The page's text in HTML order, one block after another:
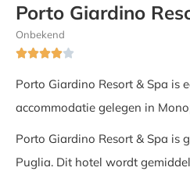
Porto Giardino
Onbekend

Porto Giardino Resort & Spa is
accommodatie gelegen in
Porto Giardino Resort & Spa is
Puglia. Dit hotel wordt